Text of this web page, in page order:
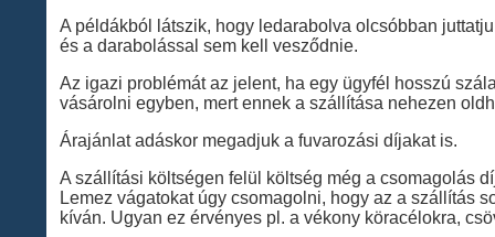
A példákból látszik, hogy ledarabolva olcsóbban
és a darabolással sem kell vesződnie.
Az igazi problémát az jelent, ha egy ügyfél hosszú
vásárolni egyben, mert ennek a szállítása nehezen
Árajánlat adáskor megadjuk a fuvarozási díjakat is.
A szállítási költségen felül költség még a csomagolás
Lemez vágatokat úgy csomagolni, hogy az a szállítás
kíván. Ugyan ez érvényes pl. a vékony köracélokra,